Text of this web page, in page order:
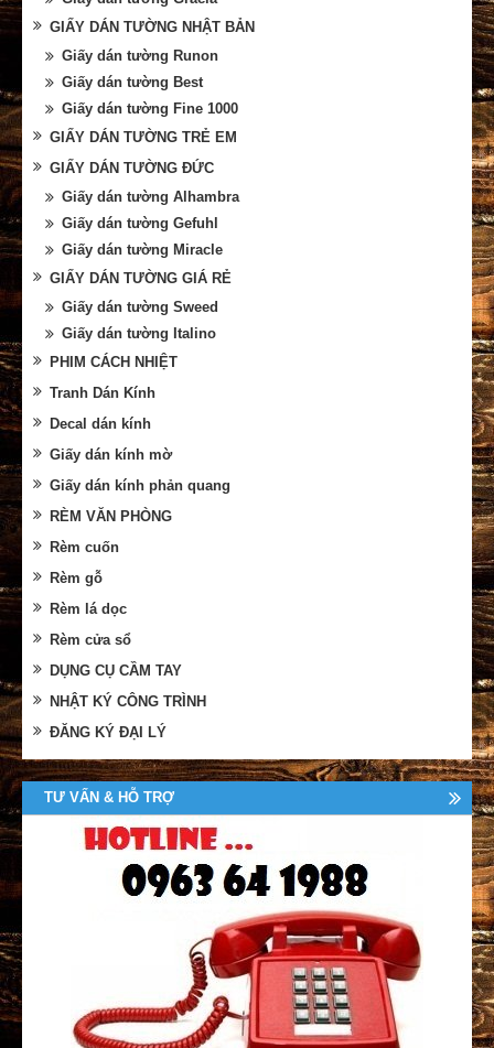
GIẤY DÁN TƯỜNG NHẬT BẢN
Giấy dán tường Runon
Giấy dán tường Best
Giấy dán tường Fine 1000
GIẤY DÁN TƯỜNG TRẺ EM
GIẤY DÁN TƯỜNG ĐỨC
Giấy dán tường Alhambra
Giấy dán tường Gefuhl
Giấy dán tường Miracle
GIẤY DÁN TƯỜNG GIÁ RẺ
Giấy dán tường Sweed
Giấy dán tường Italino
PHIM CÁCH NHIỆT
Tranh Dán Kính
Decal dán kính
Giấy dán kính mờ
Giấy dán kính phản quang
RÈM VĂN PHÒNG
Rèm cuốn
Rèm gỗ
Rèm lá dọc
Rèm cửa sổ
DỤNG CỤ CẦM TAY
NHẬT KÝ CÔNG TRÌNH
ĐĂNG KÝ ĐẠI LÝ
TƯ VẤN & HỖ TRỢ